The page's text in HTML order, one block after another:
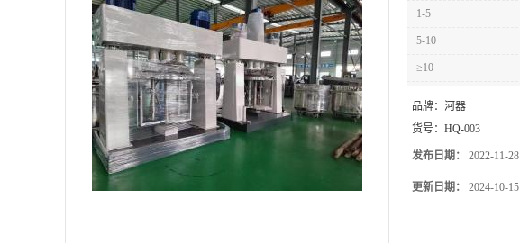
1-5
5-10
≥10
品牌： 河器
货号： HQ-003
发布日期： 2022-11-28
更新日期： 2024-10-15